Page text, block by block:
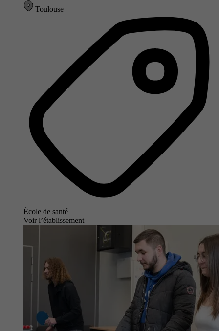
Toulouse
École de santé
Voir l’établissement